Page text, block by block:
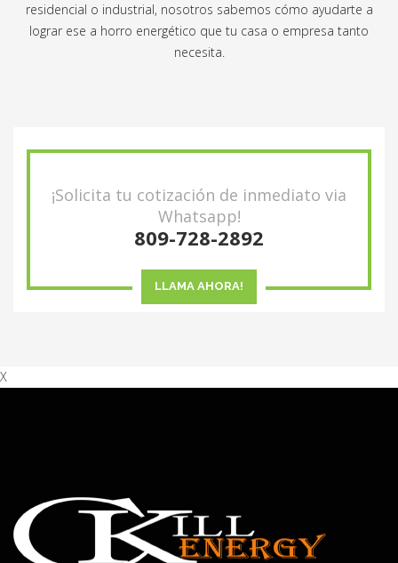
residencial o industrial, nosotros sabemos cómo ayudarte a
lograr ese a horro energético que tu casa o empresa tanto
necesita.
¡Solicita tu cotización de inmediato via
Whatsapp!
809-728-2892
LLAMA AHORA!
X